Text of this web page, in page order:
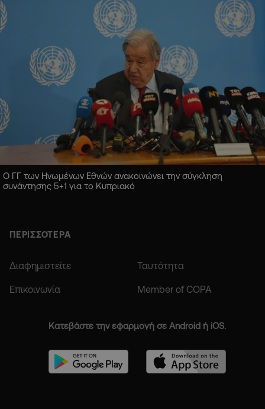
Ο ΓΓ των Ηνωμένων Εθνών ανακοινώνει την σύγκληση
συνάντησης 5+1 για το Κυπριακό
ΠΕΡΙΣΣΟΤΕΡΑ
Διαφημιστείτε Ταυτότητα
Επικοινωνία Member of COPA
Κατεβάστε την εφαρμογή σε Android ή iOS.